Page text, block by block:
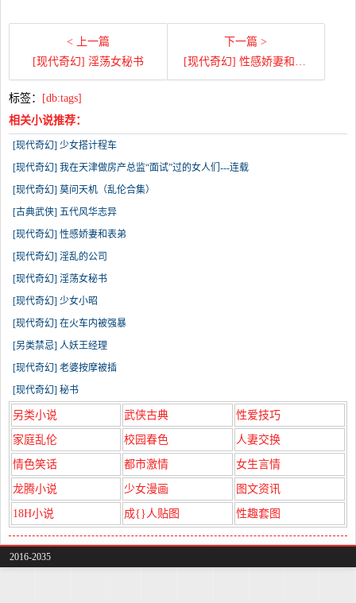
< 上一篇
[现代奇幻] 淫荡女秘书
下一篇 >
[现代奇幻] 性感娇妻和表弟
标签：
[db:tags]
相关小说推荐：
[现代奇幻] 少女搭计程车
[现代奇幻] 我在天津做房产总监“面试”过的女人们---连载
[现代奇幻] 莫问天机（乱伦合集）
[古典武侠] 五代风华志异
[现代奇幻] 性感娇妻和表弟
[现代奇幻] 淫乱的公司
[现代奇幻] 淫荡女秘书
[现代奇幻] 少女小昭
[现代奇幻] 在火车内被强暴
[另类禁忌] 人妖王经理
[现代奇幻] 老婆按摩被插
[现代奇幻] 秘书
另类小说 武侠古典 性爱技巧
家庭乱伦 校园春色 人妻交换
情色笑话 都市激情 女生言情
龙腾小说 少女漫画 图文资讯
18H小说 成{}人贴图 性趣套图
2016-2035